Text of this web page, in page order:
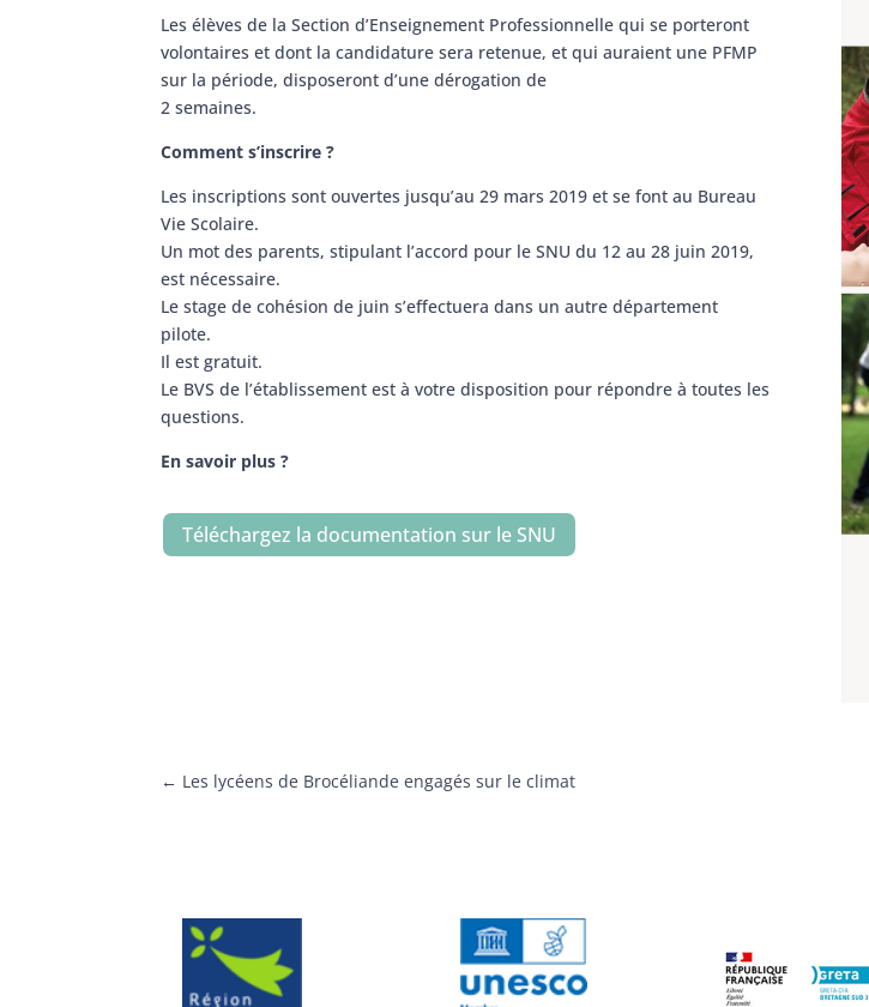
Les élèves de la Section d’Enseignement Professionnelle qui se porteront
volontaires et dont la candidature sera retenue, et qui auraient une PFMP
sur la période, disposeront d’une dérogation de
2 semaines.
Comment s’inscrire ?
Les inscriptions sont ouvertes jusqu’au 29 mars 2019 et se font au Bureau
Vie Scolaire.
Un mot des parents, stipulant l’accord pour le SNU du 12 au 28 juin 2019,
est nécessaire.
Le stage de cohésion de juin s’effectuera dans un autre département
pilote.
Il est gratuit.
Le BVS de l’établissement est à votre disposition pour répondre à toutes les
questions.
En savoir plus ?
Téléchargez la documentation sur le SNU
← Les lycéens de Brocéliande engagés sur le climat